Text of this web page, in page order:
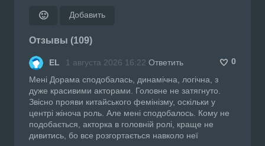
🙂 Добавить
Отзывы (109)
EL 1 августа 2026 16:22 Ответить
0
Мені Дорама сподобалась, динамічна, логічна, з
дуже красивими акторами. Головне не затягнуто.
Звісно прояви китайського фемінізму, оскільки у
центрі жіноча роль. Але мені сподобалось. Кому не
подобається, акторка в головній ролі, краще не
дивитись, бо все розгортається навколо неї